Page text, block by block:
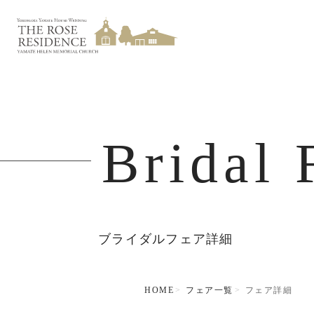
Bridal
ブライダルフェア詳細
HOME フェア一覧 フェア詳細